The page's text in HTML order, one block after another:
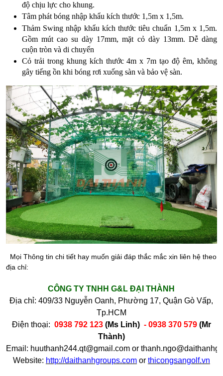
độ chịu lực cho khung.
Tâm phát bóng nhập khẩu kích thước 1,5m x 1,5m.
Thảm Swing nhập khẩu kích thước tiêu chuẩn 1,5m x 1,5m.
Gồm mút cao su dày 17mm, mặt cỏ dày 13mm. Dễ dàng
cuộn tròn và di chuyển
Cỏ trải trong khung kích thước 4m x 7m tạo độ êm, không
gây tiếng ồn khi bóng rơi xuống sàn và bảo vệ sàn.
Mọi Thông tin chi tiết hay muốn giải đáp thắc mắc xin liên hệ theo
địa chỉ:
CÔNG TY TNHH G&L ĐẠI THÀNH
Địa chỉ:409/33 Nguyễn Oanh, Phường 17, Quận Gò Vấp,
Tp.HCM
Điện thoại: 0938 792 123 (Ms Linh) - 0938 370 579(Mr
Thành)
Email: huuthanh244.qt@gmail.com or
Website: http://daithanhgroups.comor thicongsangolf.vn